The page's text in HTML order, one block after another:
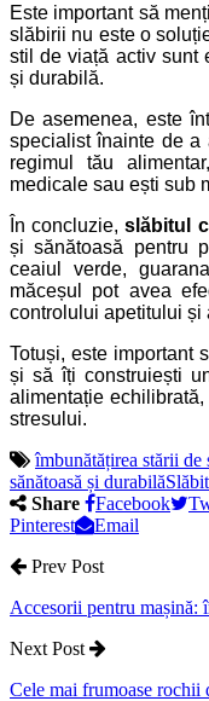
Este important să
slăbirii nu este o
stil de viață activ sunt
și durabilă.
De asemenea, este
specialist înainte de a
regimul tău
medicale sau ești sub
În concluzie,slăbitul
și sănătoasă pentru
ceaiul verde,
măceșul pot avea
controlului apetitului și
Totuși, este important
și să îți construiești
alimentație
stresului.
îmbunătățirea stării de
sănătoasă și durabilă
Share
Facebook
Pinterest
Email
Prev Post
Accesorii pentru mașină:
Next Post
Cele mai frumoase rochii